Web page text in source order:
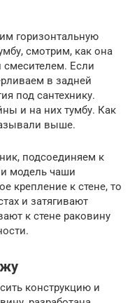
горизонтальную
смотрим, как она
Если
в задней
под сантехнику.
и на них тумбу. Как
выше.
подсоединяем к
модель чаши
крепление к стене, то
и затягивают
к стене раковину
конструкцию и